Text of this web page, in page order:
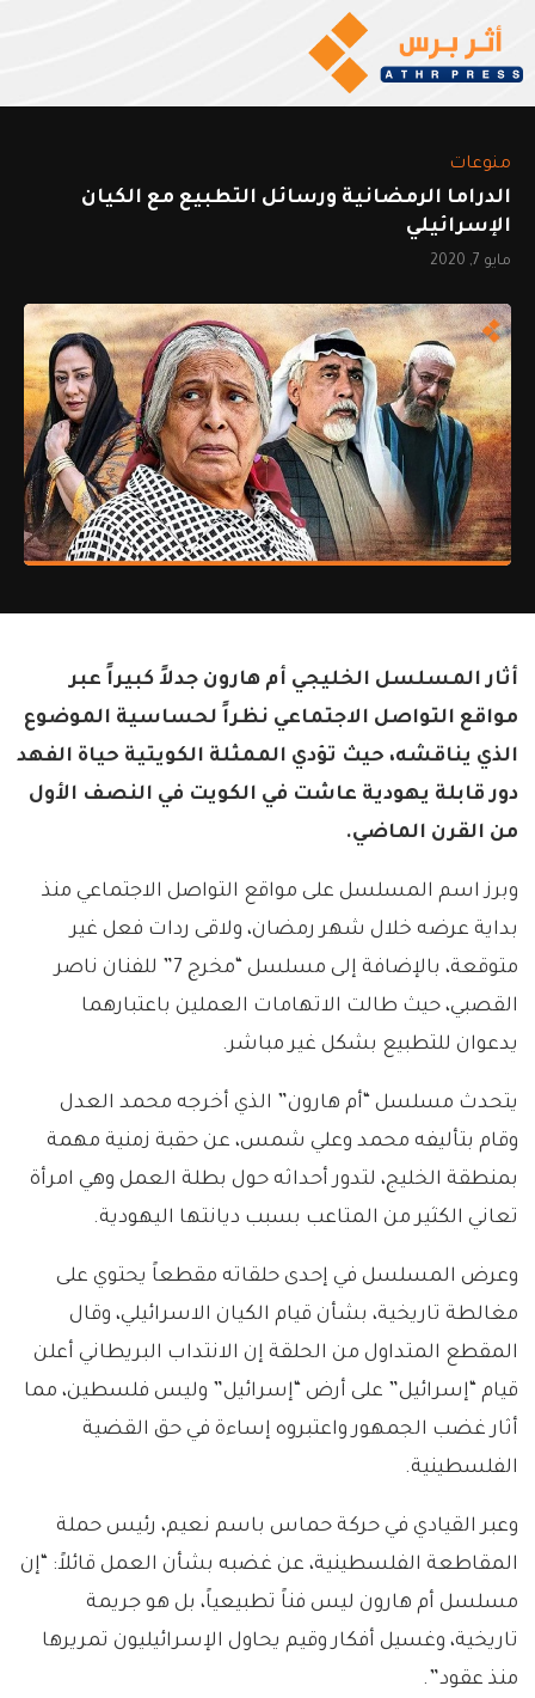
منوعات
الدراما الرمضانية ورسائل التطبيع مع الكيان
الإسرائيلي
مايو 7, 2020
أثار المسلسل الخليجي أم هارون جدلاً كبيراً عبر
مواقع التواصل الاجتماعي نظراً لحساسية الموضوع
الذي يناقشه، حيث تؤدي الممثلة الكويتية حياة الفهد
دور قابلة يهودية عاشت في الكويت في النصف الأول
من القرن الماضي.
وبرز اسم المسلسل على مواقع التواصل الاجتماعي منذ
بداية عرضه خلال شهر رمضان، ولاقى ردات فعل غير
متوقعة، بالإضافة إلى مسلسل “مخرج 7” للفنان ناصر
القصبي، حيث طالت الاتهامات العملين باعتبارهما
يدعوان للتطبيع بشكل غير مباشر.
يتحدث مسلسل “أم هارون” الذي أخرجه محمد العدل
وقام بتأليفه محمد وعلي شمس، عن حقبة زمنية مهمة
بمنطقة الخليج، لتدور أحداثه حول بطلة العمل وهي امرأة
تعاني الكثير من المتاعب بسبب ديانتها اليهودية.
وعرض المسلسل في إحدى حلقاته مقطعاً يحتوي على
مغالطة تاريخية، بشأن قيام الكيان الاسرائيلي، وقال
المقطع المتداول من الحلقة إن الانتداب البريطاني أعلن
قيام “إسرائيل” على أرض “إسرائيل” وليس فلسطين، مما
أثار غضب الجمهور واعتبروه إساءة في حق القضية
الفلسطينية.
وعبر القيادي في حركة حماس باسم نعيم، رئيس حملة
المقاطعة الفلسطينية، عن غضبه بشأن العمل قائلاً: “إن
مسلسل أم هارون ليس فناً تطبيعياً، بل هو جريمة
تاريخية، وغسيل أفكار وقيم يحاول الإسرائيليون تمريرها
منذ عقود”.